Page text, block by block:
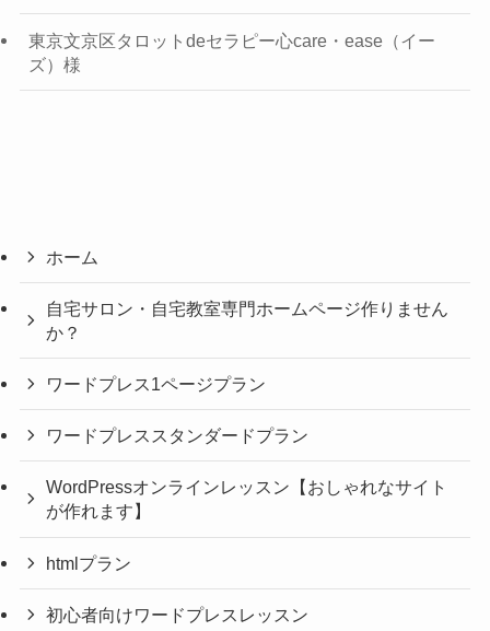
東京文京区タロットdeセラピー心care・ease（イー
ズ）様
ホーム
自宅サロン・自宅教室専門ホームページ作りません
か？
ワードプレス1ページプラン
ワードプレススタンダードプラン
WordPressオンラインレッスン【おしゃれなサイト
が作れます】
htmlプラン
初心者向けワードプレスレッスン